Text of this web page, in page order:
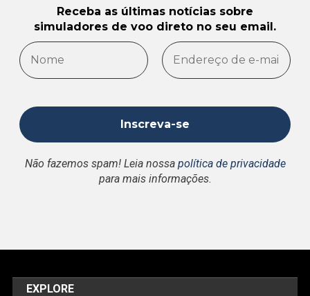
Receba as últimas notícias sobre
simuladores de voo direto no seu email.
Não fazemos spam! Leia nossa política de privacidade
para mais informações.
EXPLORE